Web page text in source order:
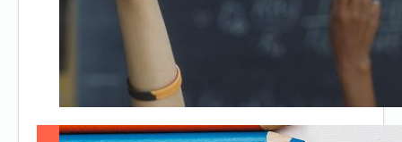
Επικοινωνία